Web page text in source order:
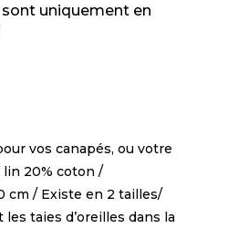
uniquement en
vos canapés, ou votre
lin 20% coton /
cm / Existe en 2 tailles/
taies d’oreilles dans la